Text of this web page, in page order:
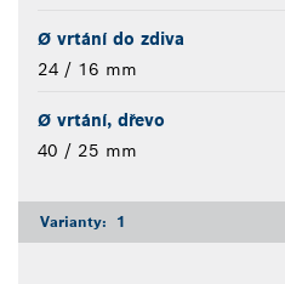
Ø vrtání do zdiva
24 / 16 mm
Ø vrtání, dřevo
40 / 25 mm
Varianty: 1